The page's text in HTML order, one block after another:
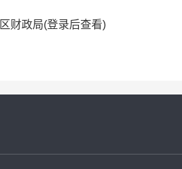
财政局(登录后查看)